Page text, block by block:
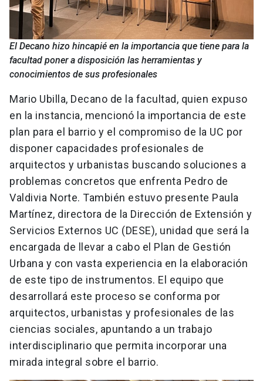
El Decano hizo hincapié en la importancia que tiene para la
facultad poner a disposición las herramientas y
conocimientos de sus profesionales
Mario Ubilla, Decano de la facultad, quien expuso
en la instancia, mencionó la importancia de este
plan para el barrio y el compromiso de la UC por
disponer capacidades profesionales de
arquitectos y urbanistas buscando soluciones a
problemas concretos que enfrenta Pedro de
Valdivia Norte. También estuvo presente Paula
Martínez, directora de la Dirección de Extensión y
Servicios Externos UC (DESE), unidad que será la
encargada de llevar a cabo el Plan de Gestión
Urbana y con vasta experiencia en la elaboración
de este tipo de instrumentos. El equipo que
desarrollará este proceso se conforma por
arquitectos, urbanistas y profesionales de las
ciencias sociales, apuntando a un trabajo
interdisciplinario que permita incorporar una
mirada integral sobre el barrio.